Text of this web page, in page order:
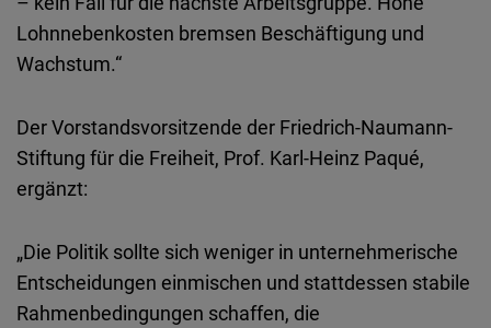
Lohnnebenkosten bremsen Beschäftigung und
Wachstum.“
Der Vorstandsvorsitzende der Friedrich-Naumann-
Stiftung für die Freiheit, Prof. Karl-Heinz Paqué,
ergänzt:
„Die Politik sollte sich weniger in unternehmerische
Entscheidungen einmischen und stattdessen stabile
Rahmenbedingungen schaffen, die